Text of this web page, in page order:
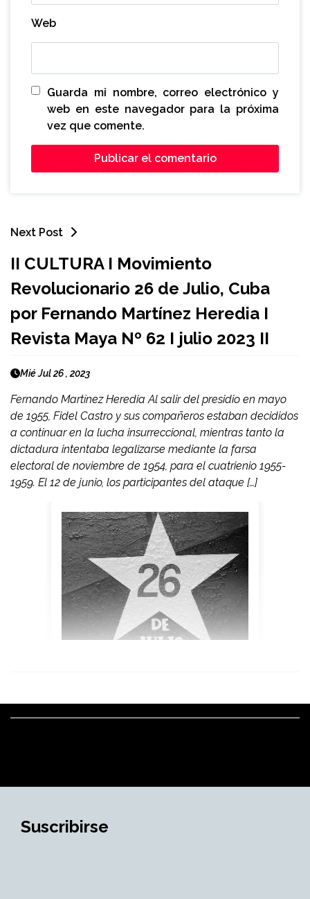
Web
Guarda mi nombre, correo electrónico y
web en este navegador para la próxima
vez que comente.
Next Post
II CULTURA I Movimiento
Revolucionario 26 de Julio, Cuba
por Fernando Martínez Heredia I
Revista Maya Nº 62 I julio 2023 II
Mié Jul 26 , 2023
Fernando Martínez Heredia Al salir del presidio en mayo
de 1955, Fidel Castro y sus compañeros estaban decididos
a continuar en la lucha insurreccional, mientras tanto la
dictadura intentaba legalizarse mediante la farsa
electoral de noviembre de 1954, para el cuatrienio 1955-
1959. El 12 de junio, los participantes del ataque […]
Suscribirse